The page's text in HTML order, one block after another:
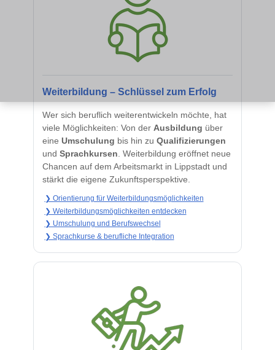
Weiterbildung – Schlüssel zum Erfolg
Wer sich beruflich weiterentwickeln möchte, hat
viele Möglichkeiten: Von der Ausbildung über
eine Umschulung bis hin zu Qualifizierungen
und Sprachkursen. Weiterbildung eröffnet neue
Chancen auf dem Arbeitsmarkt in Lippstadt und
stärkt die eigene Zukunftsperspektive.
❯ Orientierung für Weiterbildungsmöglichkeiten
❯ Weiterbildungsmöglichkeiten entdecken
❯ Umschulung und Berufswechsel
❯ Sprachkurse & berufliche Integration